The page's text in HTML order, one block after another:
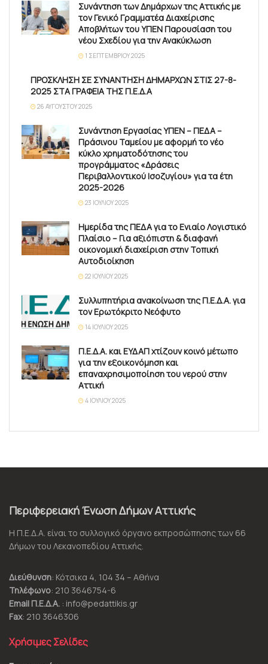
Συνάντηση των Δημάρχων της Αττικής με
τον Γενικό Γραμματέα Διαχείρισης
Αποβλήτων του ΥΠΕΝ Παρουσίαση του
νέου Σχεδίου για την Ανακύκλωση
1 ΣΕΠΤΕΜΒΡΊΟΥ 2025
ΠΡΟΣΚΛΗΣΗ ΣΕ ΣΥΝΑΝΤΗΣΗ ΔΗΜΑΡΧΩΝ ΣΤΙΣ 27-8-
2025 ΣΤΑ ΓΡΑΦΕΙΑ ΤΗΣ Π.Ε.Δ.Α
26 ΑΥΓΟΎΣΤΟΥ 2025
Συνάντηση Εργασίας ΥΠΕΝ – ΠΕΔΑ –
Πράσινου Ταμείου με αφορμή το νέο
κύκλο χρηματοδότησης του
προγράμματος «Δράσεις
Περιβαλλοντικού Ισοζυγίου» για τα έτη
2025-2026
23 ΙΟΥΛΊΟΥ 2025
Ημερίδα της ΠΕΔΑ για το Ενιαίο Λογιστικό
Πλαίσιο – Για αξιόπιστη & διαφανή
οικονομική διαχείριση στην Τοπική
Αυτοδιοίκηση
22 ΙΟΥΛΊΟΥ 2025
Συλλυπητήρια ανακοίνωση της Π.Ε.Δ.Α. για
τον Ερωτόκριτο Νεόφυτο
14 ΙΟΥΛΊΟΥ 2025
Π.Ε.Δ.Α. και ΕΥΔΑΠ χτίζουν κοινό μέτωπο
για την εξοικονόμηση και
επαναχρησιμοποίηση του νερού στην
Αττική
4 ΙΟΥΛΊΟΥ 2025
Περιφερειακή Ένωση Δήμων Αττικής
Η Π.Ε.Δ.Α. είναι το συλλογικό όργανο εκπροσώπησης των 66
Δήμων του Λεκανοπεδίου Αττικής.
Διεύθυνση: Κότσικα 4, 104 34 – Αθήνα
Τηλέφωνο: 210 3646754-6
Email Π.Ε.Δ.Α. : info@pedattikis.gr
Fax: 210 3646306
Χρήσιμες Σελίδες